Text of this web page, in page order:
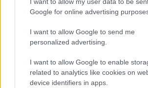
Google for online advertising
I want to allow Google to send me
personalized advertising.
I want to allow Google to enable
related to analytics like cookies on
device identifiers in apps.
ସେମାନଙ୍କର ଛୋଟ, କଳି ପରି ଆକୃତି ଏବଂ ଗଭୀର,
ଏବଂ ଅନ୍ୟାନ୍ୟ ସୂକ୍ଷ୍ମ ପ୍ରାକୃତିକ ଉଚ୍ଚାରଣ ଯାହା
ବୃଦ୍ଧି କରେ। ଏହି ବିବରଣୀଗୁଡ଼ିକ ଏକ ପରିବେଶ
ଗ୍ରାମୀଣ ଏବଂ ପରିଷ୍କୃତ ଅନୁଭବ କରେ, ମସଲାଯୁକ୍ତ
ଏବଂ ସିଝିବା ଷ୍ଟ୍ୟୁର ସୁଗନ୍ଧରେ ପରିପୂର୍ଣ୍ଣ
କରେ। ପରିବେଶ ପ୍ରାକୃତିକ ଏବଂ ନୀରବ, ପ୍ରାୟ
ଏକ ଫାର୍ମହାଉସ୍ ଟେବୁଲ୍ କିମ୍ବା ଏକ ପାରମ୍ପରିକ
ସଜାଯାଇଛି, ତଥାପି ରଚନାର କଳାକୃତି ଏହାକୁ